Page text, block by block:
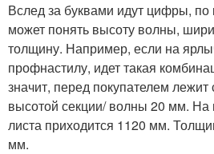
Вслед за буквами идут цифры, по
может понять высоту волны,
толщину. Например, если на
профнастилу, идет такая
значит, перед покупателем лежит
высотой секции/ волны 20 мм.
листа приходится 1120 мм.
мм.